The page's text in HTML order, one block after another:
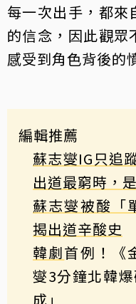
每一次出手，都來
的信念，因此觀眾
感受到角色背後的
編輯推薦
蘇志燮IG只追
出道最窮時，
蘇志燮被酸「
揭出道辛酸史
韓劇首例！《
燮3分鐘北韓
成」